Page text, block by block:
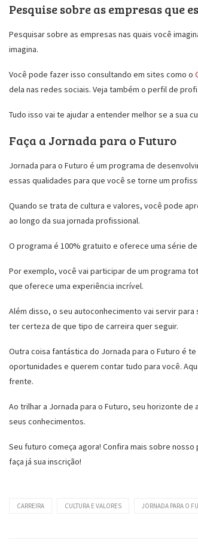
Pesquise sobre as empresas que
Pesquisar sobre as empresas nas quais você
imagina.
Você pode fazer isso consultando em sites como o
dela nas redes sociais. Veja também o perfil de
Tudo isso vai te ajudar a entender melhor se a sua
Faça a Jornada para o Futuro
Jornada para o Futuro é um programa de
essas qualidades para que você se torne um
Quando se trata de cultura e valores, você pode
ao longo da sua jornada profissional.
O programa é 100% gratuito e oferece uma série
Por exemplo, você vai participar de um programa
que oferece uma experiência incrível.
Além disso, o seu autoconhecimento vai servir
ter certeza de que tipo de carreira quer seguir.
Outra coisa fantástica do Jornada para o Futuro é
oportunidades e querem contar tudo para você.
frente.
Ao trilhar a Jornada para o Futuro, seu horizonte
seus conhecimentos.
Seu futuro começa agora! Confira mais sobre nosso
faça já sua inscrição!
CARREIRA CULTURA E VALORES JORNADA PARA O